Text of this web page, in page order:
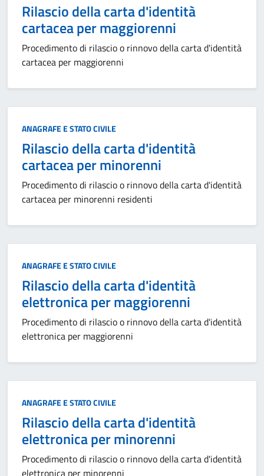
Rilascio della carta d'identità
cartacea per maggiorenni
Procedimento di rilascio o rinnovo della carta d'identità
cartacea per maggiorenni
Categoria:
ANAGRAFE E STATO CIVILE
Rilascio della carta d'identità
cartacea per minorenni
Procedimento di rilascio o rinnovo della carta d'identità
cartacea per minorenni residenti
Categoria:
ANAGRAFE E STATO CIVILE
Rilascio della carta d'identità
elettronica per maggiorenni
Procedimento di rilascio o rinnovo della carta d'identità
elettronica per maggiorenni
Categoria:
ANAGRAFE E STATO CIVILE
Rilascio della carta d'identità
elettronica per minorenni
Procedimento di rilascio o rinnovo della carta d'identità
elettronica per minorenni